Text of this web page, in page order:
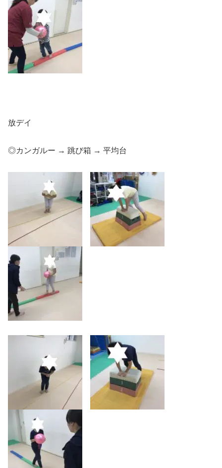
放デイ
◎カンガルー → 跳び箱 → 平均台